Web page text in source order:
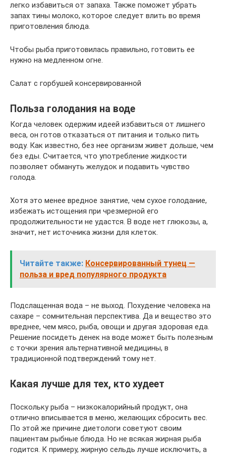
легко избавиться от запаха. Также поможет убрать
запах тины молоко, которое следует влить во время
приготовления блюда.
Чтобы рыба приготовилась правильно, готовить ее
нужно на медленном огне.
Салат с горбушей консервированной
Польза голодания на воде
Когда человек одержим идеей избавиться от лишнего
веса, он готов отказаться от питания и только пить
воду. Как известно, без нее организм живет дольше, чем
без еды. Считается, что употребление жидкости
позволяет обмануть желудок и подавить чувство
голода.
Хотя это менее вредное занятие, чем сухое голодание,
избежать истощения при чрезмерной его
продолжительности не удастся. В воде нет глюкозы, а,
значит, нет источника жизни для клеток.
Читайте также: Консервированный тунец —
польза и вред популярного продукта
Подслащенная вода – не выход. Похудение человека на
сахаре – сомнительная перспектива. Да и вещество это
вреднее, чем мясо, рыба, овощи и другая здоровая еда.
Решение посидеть денек на воде может быть полезным
с точки зрения альтернативной медицины, в
традиционной подтверждений тому нет.
Какая лучше для тех, кто худеет
Поскольку рыба – низкокалорийный продукт, она
отлично вписывается в меню, желающих сбросить вес.
По этой же причине диетологи советуют своим
пациентам рыбные блюда. Но не всякая жирная рыба
годится. К примеру, жирную сельдь лучше исключить, а